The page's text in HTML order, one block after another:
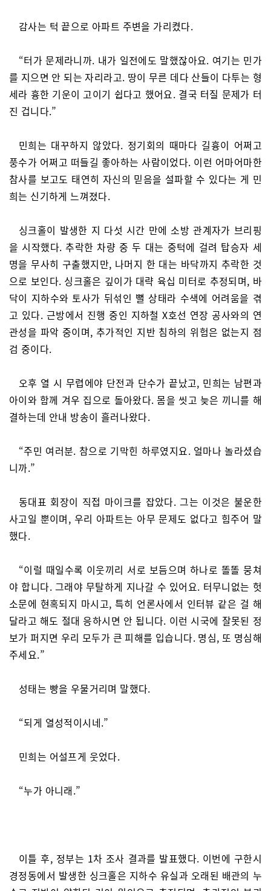
감사는 턱 끝으로 아파트 주변을 가리켰다.
“터가 문제라니까. 내가 일전에도 말했잖아요. 여기는 민가
를 지으면 안 되는 자리라고. 땅이 무른 데다 산들이 다투는 형
세라 흉한 기운이 고이기 쉽다고 했어요. 결국 터질 문제가 터
진 겁니다.”
민희는 대꾸하지 않았다. 정기회의 때마다 길흉이 어쩌고
풍수가 어쩌고 떠들길 좋아하는 사람이었다. 이런 어마어마한
참사를 보고도 태연히 자신의 믿음을 설파할 수 있다는 게 민
희는 신기하게 느껴졌다.
싱크홀이 발생한 지 다섯 시간 만에 소방 관계자가 브리핑
을 시작했다. 추락한 차량 중 두 대는 중턱에 걸려 탑승자 세
명을 무사히 구출했지만, 나머지 한 대는 바닥까지 추락한 것
으로 보인다. 싱크홀은 깊이가 대략 육십 미터로 추정되며, 바
닥이 지하수와 토사가 뒤섞인 뻘 상태라 수색에 어려움을 겪
고 있다. 근방에서 진행 중인 지하철 X호선 연장 공사와의 연
관성을 파악 중이며, 추가적인 지반 침하의 위험은 없는지 점
검 중이다.
오후 열 시 무렵에야 단전과 단수가 끝났고, 민희는 남편과
아이와 함께 겨우 집으로 돌아왔다. 몸을 씻고 늦은 끼니를 해
결하는데 안내 방송이 흘러나왔다.
“주민 여러분. 참으로 기막힌 하루였지요. 얼마나 놀라셨습
니까.”
동대표 회장이 직접 마이크를 잡았다. 그는 이것은 불운한
사고일 뿐이며, 우리 아파트는 아무 문제도 없다고 힘주어 말
했다.
“이럴 때일수록 이웃끼리 서로 보듬으며 하나로 똘똘 뭉쳐
야 합니다. 그래야 무탈하게 지나갈 수 있어요. 터무니없는 헛
소문에 현혹되지 마시고, 특히 언론사에서 인터뷰 같은 걸 해
달라고 해도 절대 응하시면 안 됩니다. 이런 시국에 잘못된 정
보가 퍼지면 우리 모두가 큰 피해를 입습니다. 명심, 또 명심해
주세요.”
성태는 빵을 우물거리며 말했다.
“되게 열성적이시네.”
민희는 어설프게 웃었다.
“누가 아니래.”
이틀 후, 정부는 1차 조사 결과를 발표했다. 이번에 구한시
경정동에서 발생한 싱크홀은 지하수 유실과 오래된 배관의 누